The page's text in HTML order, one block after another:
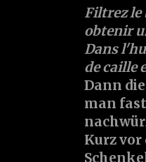
Filtrez le
obtenir
Dans
de caille
Dann
man
Kurz vor